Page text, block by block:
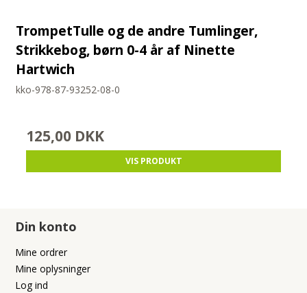
TrompetTulle og de andre Tumlinger,
Strikkebog, børn 0-4 år af Ninette
Hartwich
kko-978-87-93252-08-0
125,00 DKK
VIS PRODUKT
Din konto
Mine ordrer
Mine oplysninger
Log ind